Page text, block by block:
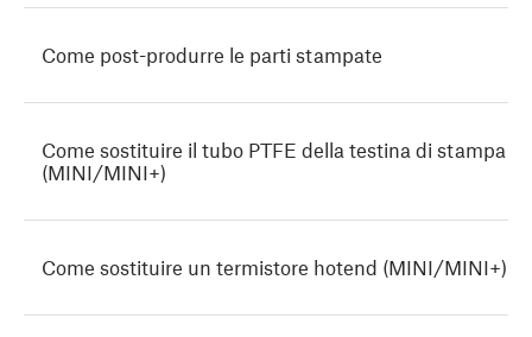
Come post-produrre le parti stampate
Come sostituire il tubo PTFE della testina di stampa
(MINI/MINI+)
Come sostituire un termistore hotend (MINI/MINI+)